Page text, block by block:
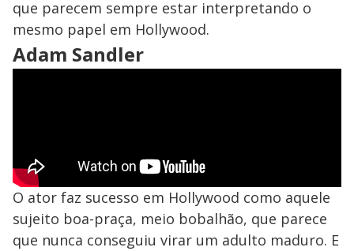
que parecem sempre estar interpretando o
mesmo papel em Hollywood.
Adam Sandler
O ator faz sucesso em Hollywood como aquele
sujeito boa-praça, meio bobalhão, que parece
que nunca conseguiu virar um adulto maduro. E